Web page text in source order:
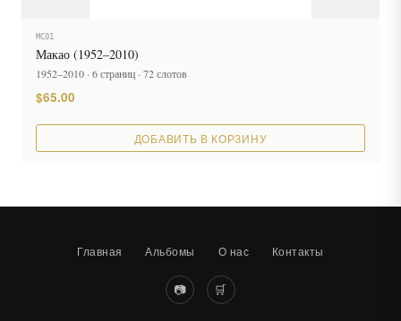
MC01
Макао (1952–2010)
1952–2010 · 6 страниц · 72 слотов
$65.00
ДОБАВИТЬ В КОРЗИНУ
Главная Альбомы О нас Контакты
📷 🛒